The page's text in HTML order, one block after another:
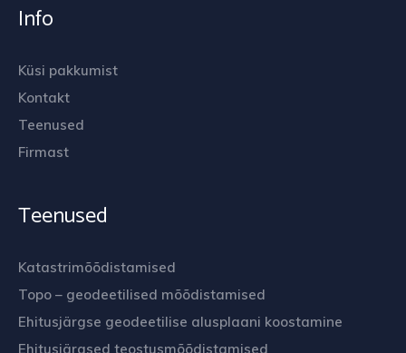
Info
Küsi pakkumist
Kontakt
Teenused
Firmast
Teenused
Katastrimõõdistamised
Topo – geodeetilised mõõdistamised
Ehitusjärgse geodeetilise alusplaani koostamine
Ehitusjärgsed teostusmõõdistamised